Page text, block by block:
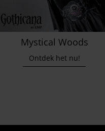
Mystical Woods
Ontdek het nu!